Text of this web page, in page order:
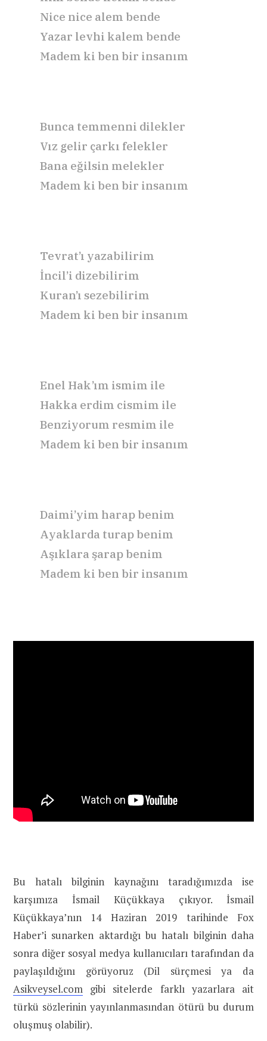
Nice nice alem bende
Yazar levhi kalem bende
Madem ki ben bir insanım
Bunca temmenni dilekler
Vız gelir çarkı felekler
Bana eğilsin melekler
Madem ki ben bir insanım
Tevrat’ı yazabilirim
İncil’i dizebilirim
Kuran’ı sezebilirim
Madem ki ben bir insanım
Enel Hak’ım ismim ile
Hakka erdim cismim ile
Benziyorum resmim ile
Madem ki ben bir insanım
Daimi’yim harap benim
Ayaklarda turap benim
Aşıklara şarap benim
Madem ki ben bir insanım
Bu hatalı bilginin kaynağını taradığımızda ise
karşımıza İsmail Küçükkaya çıkıyor. İsmail
Küçükkaya’nın 14 Haziran 2019 tarihinde Fox
Haber’i sunarken aktardığı bu hatalı bilginin daha
sonra diğer sosyal medya kullanıcıları tarafından da
paylaşıldığını görüyoruz (Dil sürçmesi ya da
Asikveysel.com gibi sitelerde farklı yazarlara ait
türkü sözlerinin yayınlanmasından ötürü bu durum
oluşmuş olabilir).